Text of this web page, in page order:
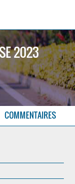
2023
COMMENTAIRES